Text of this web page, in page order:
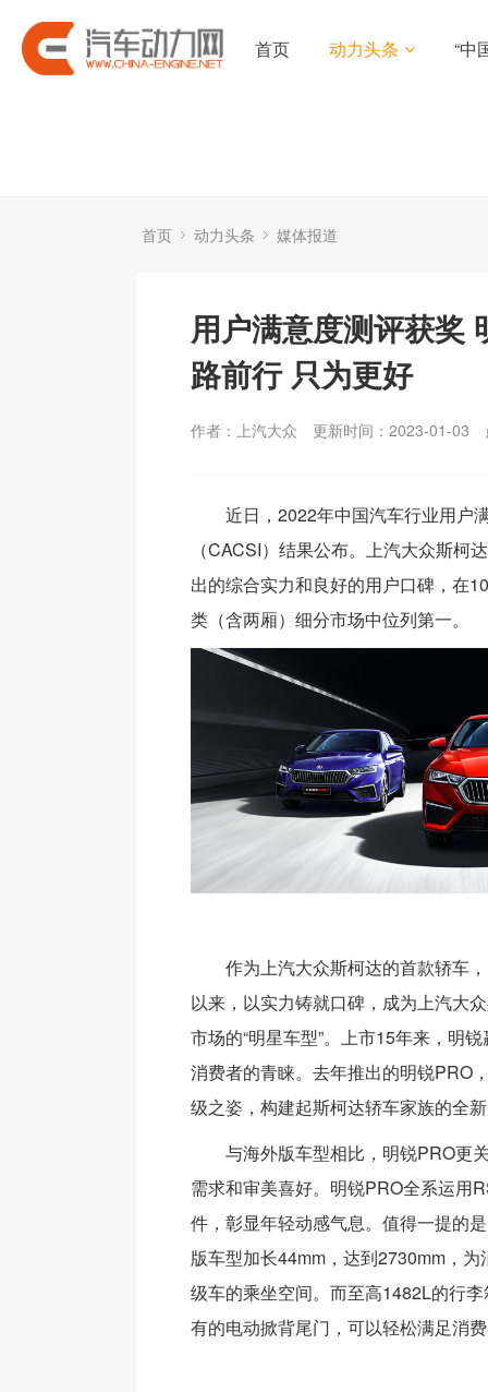
首页 动力头条 “中
首页 动力头条 媒体报道
用户满意度测评获奖
路前行 只为更好
作者：上汽大众 更新时间：2023-01-03
近日，2022年中国汽车行业用户
（CACSI）结果公布。上汽大众斯柯
出的综合实力和良好的用户口碑，在
类（含两厢）细分市场中位列第一。
作为上汽大众斯柯达的首款轿车
以来，以实力铸就口碑，成为上汽大
市场的“明星车型”。上市15年来，明
消费者的青睐。去年推出的明锐PRO
级之姿，构建起斯柯达轿车家族的全
与海外版车型相比，明锐PRO更
需求和审美喜好。明锐PRO全系运用
件，彰显年轻动感气息。值得一提的
版车型加长44mm，达到2730mm，
级车的乘坐空间。而至高1482L的行
有的电动掀背尾门，可以轻松满足消